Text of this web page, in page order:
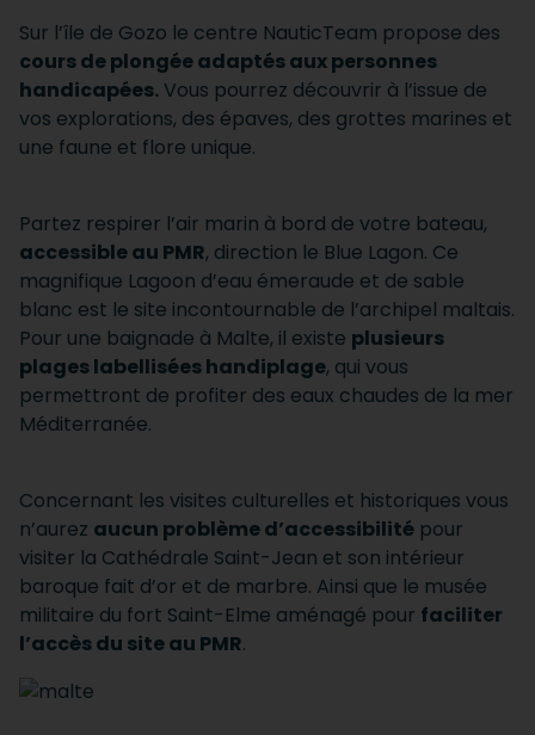
Sur l’île de Gozo le centre NauticTeam propose des
cours de plongée adaptés aux personnes
handicapées. Vous pourrez découvrir à l’issue de
vos explorations, des épaves, des grottes marines et
une faune et flore unique.
Partez respirer l’air marin à bord de votre bateau,
accessible au PMR, direction le Blue Lagon. Ce
magnifique Lagoon d’eau émeraude et de sable
blanc est le site incontournable de l’archipel maltais.
Pour une baignade à Malte, il existe plusieurs
plages labellisées handiplage, qui vous
permettront de profiter des eaux chaudes de la mer
Méditerranée.
Concernant les visites culturelles et historiques vous
n’aurez aucun problème d’accessibilité pour
visiter la Cathédrale Saint-Jean et son intérieur
baroque fait d’or et de marbre. Ainsi que le musée
militaire du fort Saint-Elme aménagé pour faciliter
l’accès du site au PMR.